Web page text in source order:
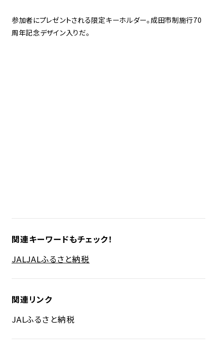
参加者にプレゼントされる限定キーホルダー。成田市制施行70
周年記念デザイン入りだ。
関連キーワードもチェック！
JALJALふるさと納税
関連リンク
JALふるさと納税